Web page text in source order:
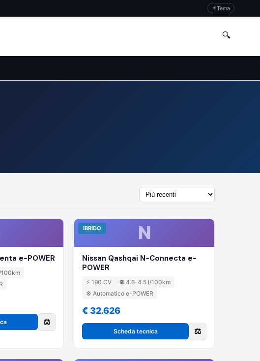
☀Tema
🔍
e-POWER
100km
⚖️
N
IBRIDO
Nissan Qashqai N-Connecta e-
POWER
⚡ 190 CV
⛽ 4.6-4.5 l/100km
⚙️ Automatico e-POWER
€ 32.626
Scheda tecnica ⚖️